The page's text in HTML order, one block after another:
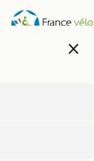
Direkt
zum
close
Alle
Alpes® mit